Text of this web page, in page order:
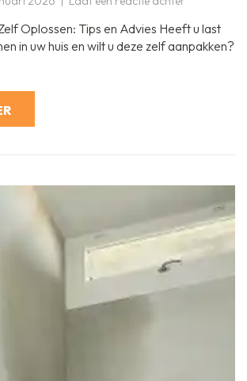
Oplossen:
Tips
en
Oplossen: Tips en Advies Heeft u last
in uw huis en wilt u deze zelf aanpakken?